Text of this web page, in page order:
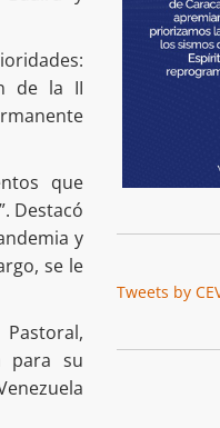
de la II
que
Destacó
y
se le
para su
Tweets by